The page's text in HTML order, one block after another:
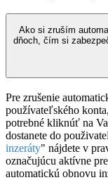
Ako si zruším
dňoch, čím si
Pre zrušenie
používateľského
potrebné kliknúť na
dostanete do
inzeráty" nájdete v
označujúcu aktívne
automatickú obnovu